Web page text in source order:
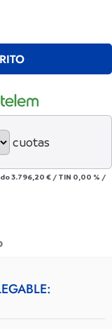
cuotas
3.796,20 € / TIN 0,00 % /